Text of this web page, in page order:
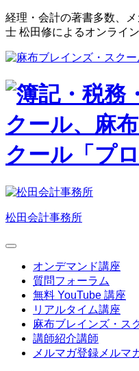
経理・会計の著書多数、
士 松田修によるオンライ
松田会計事務所
オンデマンド講座
質問フォーラム
無料 YouTube 講座
リアルタイム講座
麻布ブレインズ・ス
講師紹介講師
メルマガ登録 メルマ